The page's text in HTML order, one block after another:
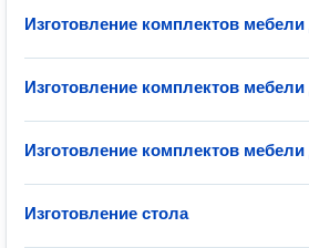
Изготовление комплектов
Изготовление комплектов
Изготовление комплектов
Изготовление стола